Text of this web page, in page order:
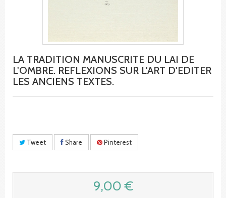
LA TRADITION MANUSCRITE DU LAI DE
L'OMBRE. REFLEXIONS SUR L'ART D'EDITER
LES ANCIENS TEXTES.
Tweet Share Pinterest
9,00 €